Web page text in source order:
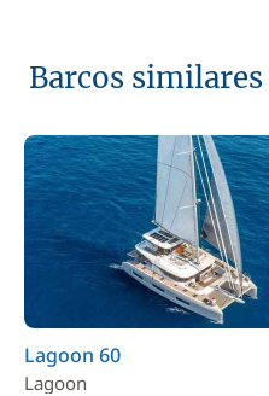
Barcos
Lagoon 60
Lagoon